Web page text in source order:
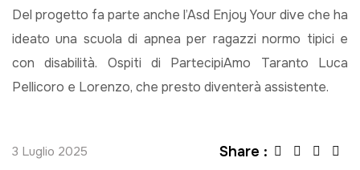
Del progetto fa parte anche l’Asd Enjoy Your dive che ha
ideato una scuola di apnea per ragazzi normo tipici e
con disabilità. Ospiti di PartecipiAmo Taranto Luca
Pellicoro e Lorenzo, che presto diventerà assistente.
3 Luglio 2025 Share :